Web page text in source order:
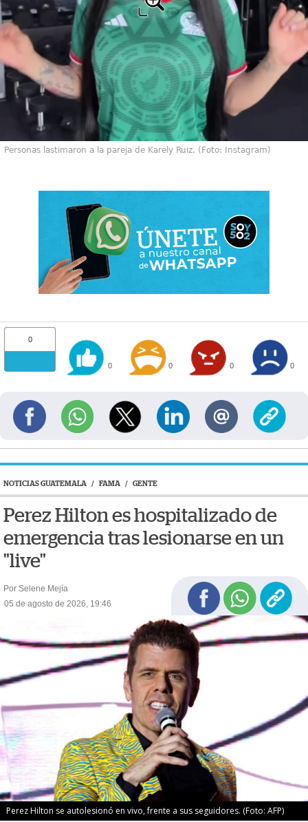
Personas lastimaron a la pareja de Karely Ruiz. (Foto: Instagram)
0
0 0 0 0
NOTICIAS GUATEMALA / FAMA / GENTE
Perez Hilton es hospitalizado de
emergencia tras lesionarse en un
"live"
Por Selene Mejía
05 de agosto de 2026, 19:46
Perez Hilton se autolesionó en vivo, frente a sus seguidores. (Foto: AFP)